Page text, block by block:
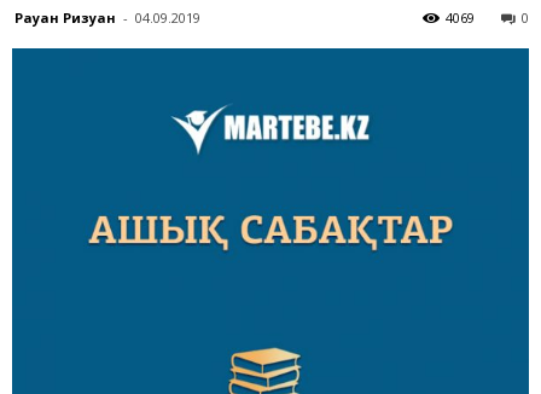
Рауан Ризуан - 04.09.2019 0
4069